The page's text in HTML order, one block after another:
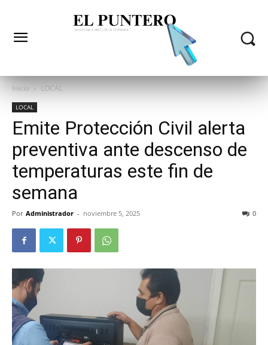
Inicio LOCAL
LOCAL
Emite Protección Civil alerta
preventiva ante descenso de
temperaturas este fin de
semana
Por Administrador - noviembre 5, 2025 0